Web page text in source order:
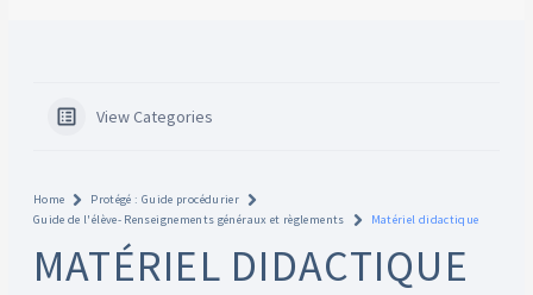
View Categories
Home
Protégé : Guide procédurier
Guide de l'élève- Renseignements généraux et règlements
Matériel didactique
MATÉRIEL DIDACTIQUE